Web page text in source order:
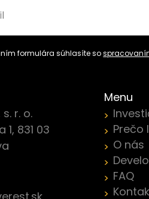
formulára súhlasíte so
r. o.
1, 831 03
Menu
Prečo
O nás
FAQ